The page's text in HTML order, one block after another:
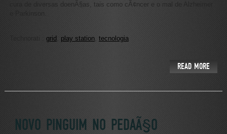
cura de diversas doenÃ§as, tais como cÃ¢ncer e o mal de Alzheimer
grid play station, tecnologia
READ MORE
NOVO PINGUIM NO PEDAÃ§O